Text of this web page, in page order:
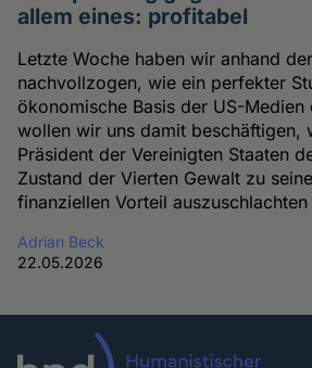
allem eines: profitabel
Letzte Woche haben wir anhand
nachvollzogen, wie ein perfekter
ökonomische Basis der US-
wollen wir uns damit beschäftigen,
Präsident der Vereinigten Staaten
Zustand der Vierten Gewalt zu
finanziellen Vorteil
Adrian Beck
22.05.2026